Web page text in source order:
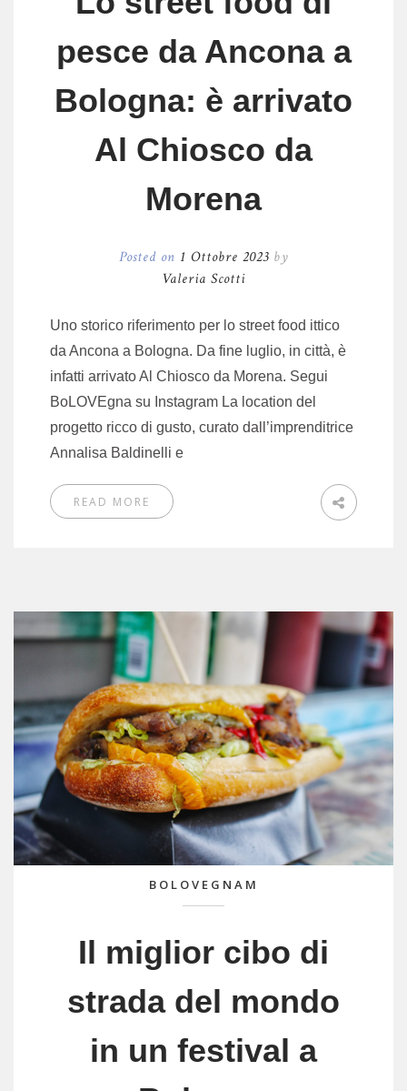
pesce da Ancona a
Bologna: è arrivato
Al Chiosco da
Morena
Posted on 1 Ottobre 2023 by
Valeria Scotti
Uno storico riferimento per lo street food ittico
da Ancona a Bologna. Da fine luglio, in città, è
infatti arrivato Al Chiosco da Morena. Segui
BoLOVEgna su Instagram La location del
progetto ricco di gusto, curato dall’imprenditrice
Annalisa Baldinelli e
READ MORE
BOLOVEGNAM
Il miglior cibo di
strada del mondo
in un festival a